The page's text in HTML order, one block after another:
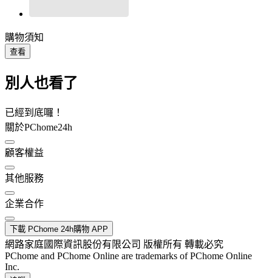
購物須知
查看
別人也看了
已經到底囉！
關於PChome24h
顧客權益
其他服務
企業合作
下載 PChome 24h購物 APP
網路家庭國際資訊股份有限公司 版權所有 轉載必究
PChome and PChome Online are trademarks of PChome Online
Inc.